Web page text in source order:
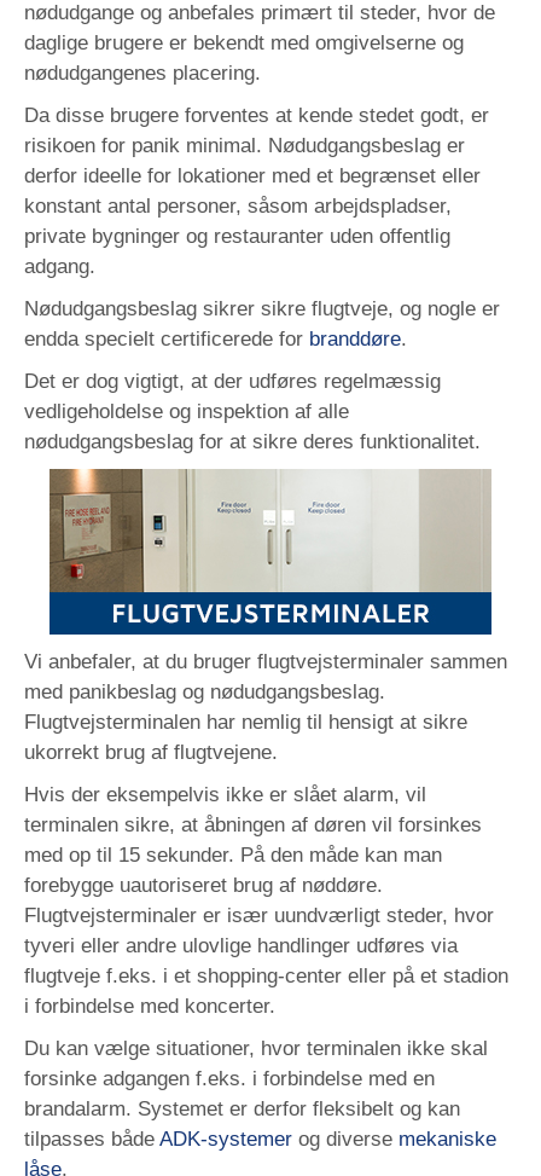
nødudgange og anbefales primært til steder, hvor de
daglige brugere er bekendt med omgivelserne og
nødudgangenes placering.
Da disse brugere forventes at kende stedet godt, er
risikoen for panik minimal. Nødudgangsbeslag er
derfor ideelle for lokationer med et begrænset eller
konstant antal personer, såsom arbejdspladser,
private bygninger og restauranter uden offentlig
adgang.
Nødudgangsbeslag sikrer sikre flugtveje, og nogle er
endda specielt certificerede for branddøre.
Det er dog vigtigt, at der udføres regelmæssig
vedligeholdelse og inspektion af alle
nødudgangsbeslag for at sikre deres funktionalitet.
Vi anbefaler, at du bruger flugtvejsterminaler sammen
med panikbeslag og nødudgangsbeslag.
Flugtvejsterminalen har nemlig til hensigt at sikre
ukorrekt brug af flugtvejene.
Hvis der eksempelvis ikke er slået alarm, vil
terminalen sikre, at åbningen af døren vil forsinkes
med op til 15 sekunder. På den måde kan man
forebygge uautoriseret brug af nøddøre.
Flugtvejsterminaler er især uundværligt steder, hvor
tyveri eller andre ulovlige handlinger udføres via
flugtveje f.eks. i et shopping-center eller på et stadion
i forbindelse med koncerter.
Du kan vælge situationer, hvor terminalen ikke skal
forsinke adgangen f.eks. i forbindelse med en
brandalarm. Systemet er derfor fleksibelt og kan
tilpasses både ADK-systemer og diverse mekaniske
låse.